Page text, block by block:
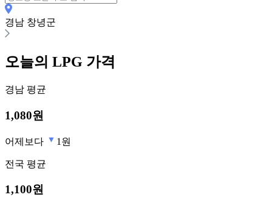
경남 창녕군
오늘의 LPG 가격
경남 평균
1,080원
어제보다 1원
전국 평균
1,100원